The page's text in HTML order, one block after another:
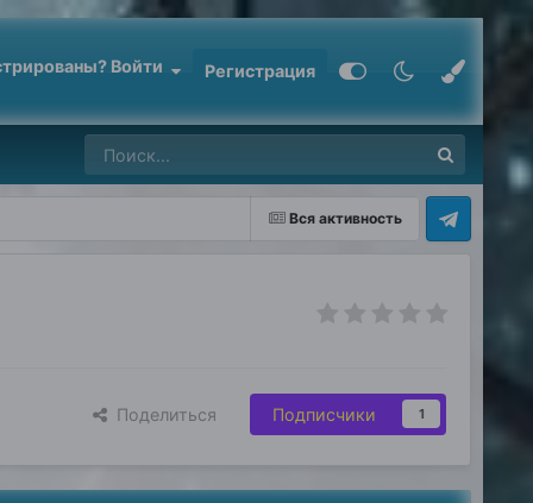
Войти Регистрация
Вся активность
Поделиться Подписчики 1